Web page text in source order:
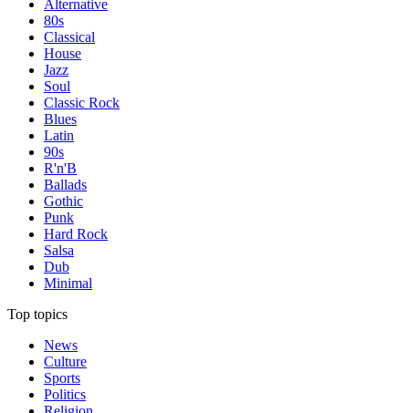
Alternative
80s
Classical
House
Jazz
Soul
Classic Rock
Blues
Latin
90s
R'n'B
Ballads
Gothic
Punk
Hard Rock
Salsa
Dub
Minimal
Top topics
News
Culture
Sports
Politics